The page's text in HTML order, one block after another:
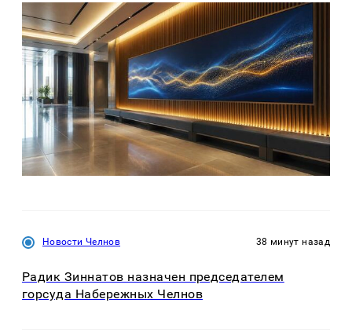
Новости Челнов 38 минут назад
Радик Зиннатов назначен председателем
горсуда Набережных Челнов